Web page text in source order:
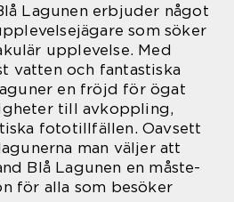
Lagunen erbjuder något
som söker
upplevelse. Med
vatten och fantastiska
en fröjd för ögat
till avkoppling,
fototillfällen. Oavsett
man väljer att
Blå Lagunen en måste-
för alla som besöker